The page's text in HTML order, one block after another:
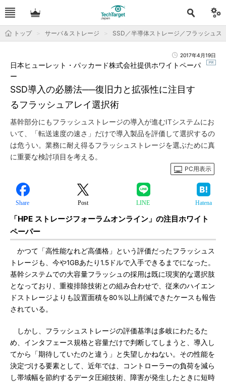
トップ サーバ＆ストレージ SSD／半導体ストレージ／フラッシュス
2017年4月19日
SSD導入の必勝法──復旧力と拡張性に注目す
るフラッシュアレイ選択術
日本ヒューレット・パッカード株式会社提供ホワイトペーパ
ー
基幹部分にもフラッシュストレージの導入が進むITシステムにお
いて、「転送速度の速さ」だけで導入製品を評価して選択するの
は危うい。業務に耐え得るフラッシュストレージを選ぶために真
に重要な検討項目を考える。
PC用表示
Share Post LINE Hatena
「HPE ストレージフォーラムオンライン」の注目ホワイト
ペーパー
かつて「高性能なれど高価格」という評価だったフラッシュス
トレージも、今や1GBあたり1.5ドルで入手できるまでになった。
基幹システムでの大容量フラッシュの採用は既に現実的な選択肢
となっており、重複排除技術との組み合わせで、従来のハイエン
ドストレージよりも設置面積を80％以上削減できたケースも報告
されている。
しかし、フラッシュストレージの評価基準は多岐にわたるた
め、インタフェース規格と容量だけで判断してしまうと、導入し
てから「期待していたのと違う」と失望しかねない。その性能を
決定づける要素として、近年では、コントローラーの負荷を減ら
し帯域幅を節約するデータ圧縮技術、障害が発生したときに短時